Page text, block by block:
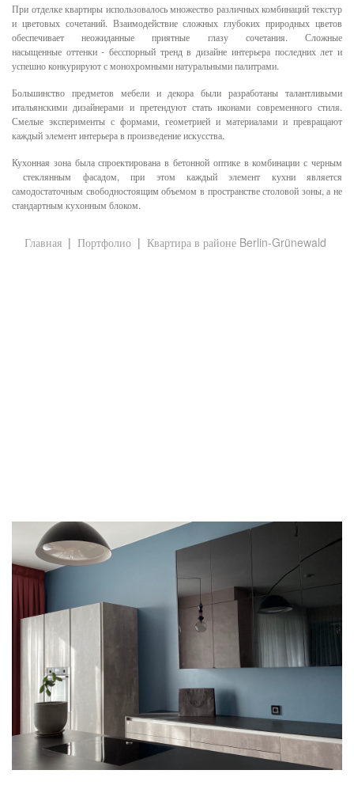
При отделке квартиры использовалось множество различных комбинаций текстур
и цветовых сочетаний. Взаимодействие сложных глубоких природных цветов
обеспечивает неожиданные приятные глазу сочетания. Сложные
насыщенные оттенки - бесспорный тренд в дизайне интерьера последних лет и
успешно конкурируют с монохромными натуральными палитрами.
Большинство предметов мебели и декора были разработаны талантливыми
итальянскими дизайнерами и претендуют стать иконами современного стиля.
Смелые эксперименты с формами, геометрией и материалами и превращают
каждый элемент интерьера в произведение искусства.
Кухонная зона была спроектирована в бетонной оптике в комбинации с черным
стеклянным фасадом, при этом каждый элемент кухни является
самодостаточным свободностоящим объемом в пространстве столовой зоны, а не
стандартным кухонным блоком.
Главная Портфолио Квартира в районе Berlin-Grünewald